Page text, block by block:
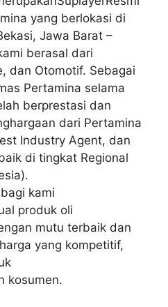
yang berlokasi di
Jawa Barat –
berasal dari
dan Otomotif. Sebagai
Pertamina selama
berprestasi dan
dari Pertamina
Industry Agent, dan
di tingkat Regional
kami
produk oli
mutu terbaik dan
yang kompetitif,
kosumen.